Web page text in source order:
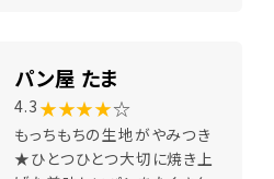
パン屋 たま
4.3 ★★★★☆
もっちもちの生地がやみつき
★ひとつひとつ大切に焼き上